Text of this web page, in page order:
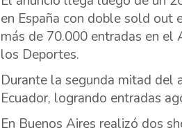
en España con doble sold out
más de 70.000 entradas en
los Deportes.
Durante la segunda mitad del
Ecuador, logrando entradas
En Buenos Aires realizó dos